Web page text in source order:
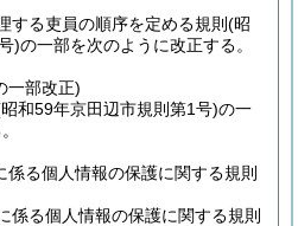
する吏員の順序を定める規則 (昭
)の一部を次のように改正する。
一部改正)
和59年京田辺市規則第1号)の一
る個人情報の保護に関する規則
係る個人情報の保護に関する規則